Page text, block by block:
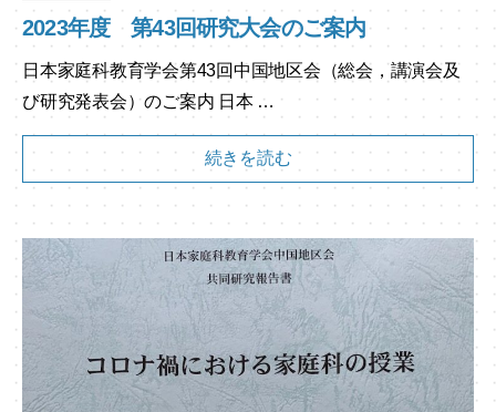
2023年度 第43回研究大会のご案内
日本家庭科教育学会第43回中国地区会（総会，講演会及
び研究発表会）のご案内 日本 …
続きを読む